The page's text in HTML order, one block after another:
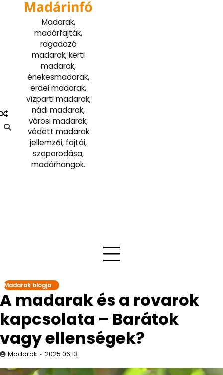
Madárinfó
Madarak,
madárfajták,
ragadozó
madarak, kerti
madarak,
énekesmadarak,
erdei madarak,
vízparti madarak,
nádi madarak,
városi madarak,
védett madarak
jellemzői, fajtái,
szaporodása,
madárhangok.
Madarak blogja
A madarak és a rovarok
kapcsolata – Barátok
vagy ellenségek?
Madarak 2025.06.13.